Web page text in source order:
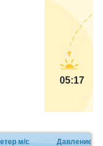
05:17
м/с Давление